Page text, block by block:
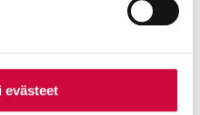
evästeet
kytkien se
kuitenkin
jossa maakuntia ei